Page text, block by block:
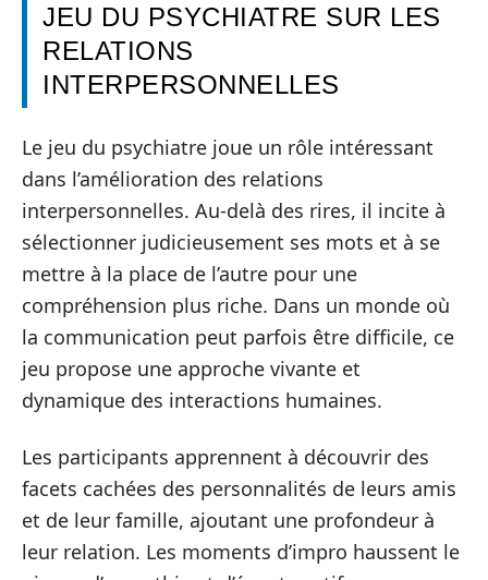
JEU DU PSYCHIATRE SUR LES
RELATIONS
INTERPERSONNELLES
Le jeu du psychiatre joue un rôle intéressant
dans l’amélioration des relations
interpersonnelles. Au-delà des rires, il incite à
sélectionner judicieusement ses mots et à se
mettre à la place de l’autre pour une
compréhension plus riche. Dans un monde où
la communication peut parfois être difficile, ce
jeu propose une approche vivante et
dynamique des interactions humaines.
Les participants apprennent à découvrir des
facets cachées des personnalités de leurs amis
et de leur famille, ajoutant une profondeur à
leur relation. Les moments d’impro haussent le